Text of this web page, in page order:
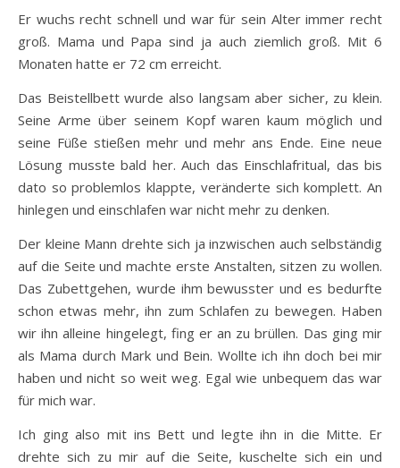
Er wuchs recht schnell und war für sein Alter immer recht
groß. Mama und Papa sind ja auch ziemlich groß. Mit 6
Monaten hatte er 72 cm erreicht.
Das Beistellbett wurde also langsam aber sicher, zu klein.
Seine Arme über seinem Kopf waren kaum möglich und
seine Füße stießen mehr und mehr ans Ende. Eine neue
Lösung musste bald her. Auch das Einschlafritual, das bis
dato so problemlos klappte, veränderte sich komplett. An
hinlegen und einschlafen war nicht mehr zu denken.
Der kleine Mann drehte sich ja inzwischen auch selbständig
auf die Seite und machte erste Anstalten, sitzen zu wollen.
Das Zubettgehen, wurde ihm bewusster und es bedurfte
schon etwas mehr, ihn zum Schlafen zu bewegen. Haben
wir ihn alleine hingelegt, fing er an zu brüllen. Das ging mir
als Mama durch Mark und Bein. Wollte ich ihn doch bei mir
haben und nicht so weit weg. Egal wie unbequem das war
für mich war.
Ich ging also mit ins Bett und legte ihn in die Mitte. Er
drehte sich zu mir auf die Seite, kuschelte sich ein und